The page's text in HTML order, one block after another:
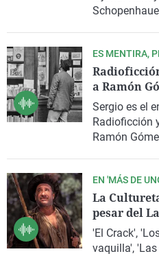
han
han tenido
Lo
editorial‘Los
Carlos
Belmonte,
anticipamos
Forever’ , la
estrena la
rodaje nos
de imagen la
ES MENTIRA,
a Ramón
Sergio es el
Radioficción
Ramón
central de
EN 'MÁS DE
La
pesar del
'El Crack',
vaquilla',